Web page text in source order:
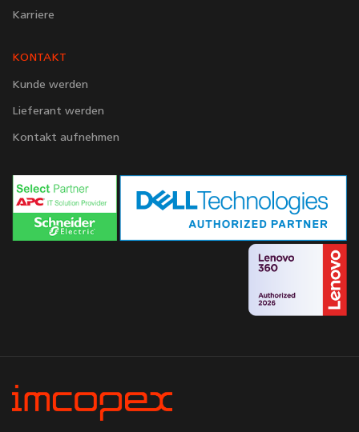
Karriere
KONTAKT
Kunde werden
Lieferant werden
Kontakt aufnehmen